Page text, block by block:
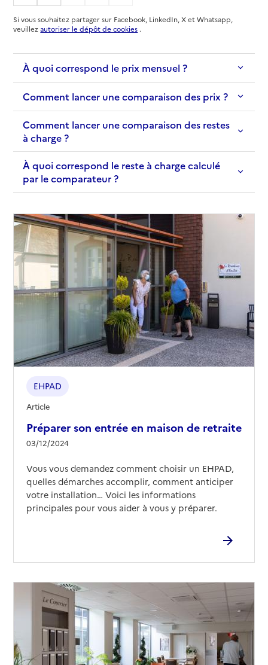
Si vous souhaitez partager sur Facebook, LinkedIn, X et Whatsapp,
veuillezautoriser le dépôt de cookies .
À quoi correspond le prix mensuel ?
Comment lancer une comparaison des prix ?
Comment lancer une comparaison des restes
à charge ?
À quoi correspond le reste à charge calculé
par le comparateur ?
Préparer son entrée en maison de retraite
03/12/2024
EHPAD
Article
Vous vous demandez comment choisir un EHPAD,
quelles démarches accomplir, comment anticiper
votre installation… Voici les informations
principales pour vous aider à vous y préparer.